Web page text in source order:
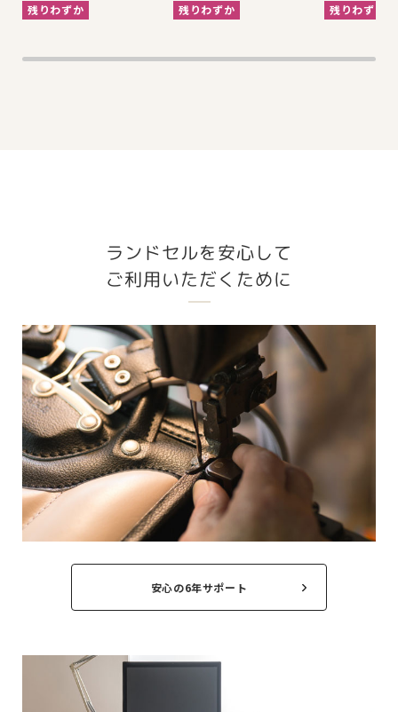
残りわずか 残りわずか 残りわずか
ランドセルを安心して
ご利用いただくために
安心の6年サポート